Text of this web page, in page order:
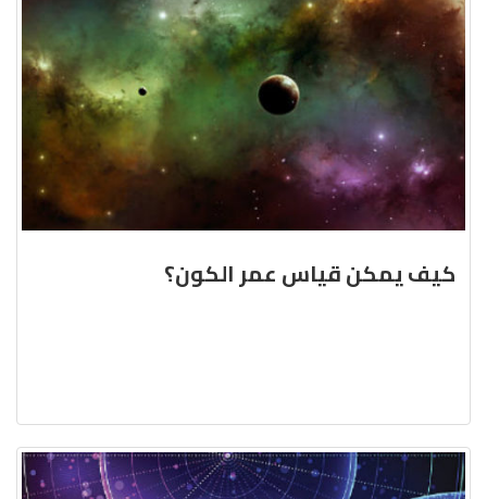
كيف يمكن قياس عمر الكون؟